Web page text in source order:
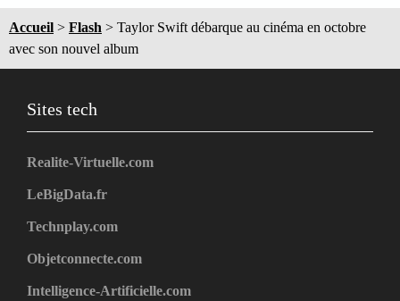
Accueil > Flash > Taylor Swift débarque au cinéma en octobre
avec son nouvel album
Sites tech
Realite-Virtuelle.com
LeBigData.fr
Technplay.com
Objetconnecte.com
Intelligence-Artificielle.com